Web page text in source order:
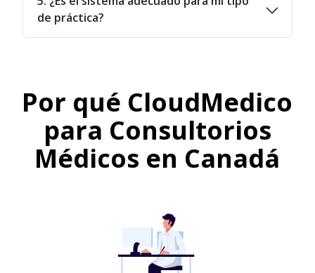
de práctica?
Por qué CloudMedico
para Consultorios
Médicos en Canadá